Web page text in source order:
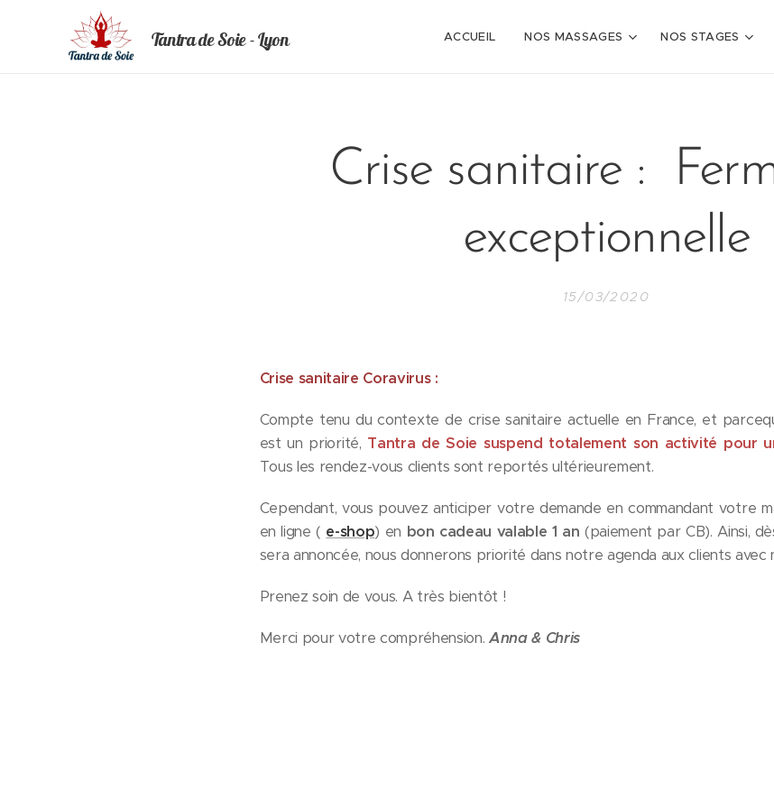
Tantra de Soie - Lyon ACCUEIL NOS MASSAGES NOS STAGES
Crise sanitaire :
exceptionnelle
15/03/2020
Crise sanitaire Coravirus :
Compte tenu du contexte de crise sanitaire actuelle en France, et
est un priorité, Tantra de Soie suspend totalement son activité pour
Tous les rendez-vous clients sont reportés ultérieurement.
Cependant, vous pouvez anticiper votre demande en commandant votre
en ligne ( e-shop) en bon cadeau valable 1 an (paiement par CB). Ainsi,
sera annoncée, nous donnerons priorité dans notre agenda aux clients avec
Prenez soin de vous. A très bientôt !
Merci pour votre compréhension.Anna & Chris